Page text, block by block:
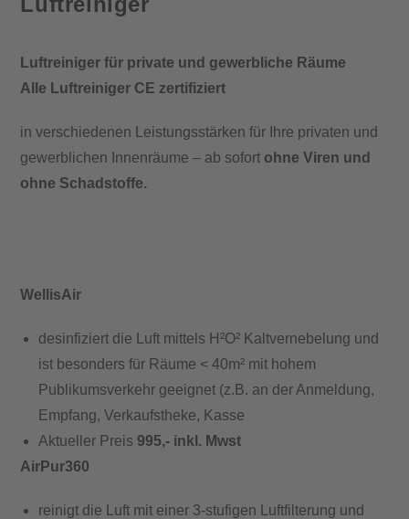
Luftreiniger für private und gewerbliche Räume
Alle Luftreiniger CE zertifiziert
in verschiedenen Leistungsstärken für Ihre privaten und
gewerblichen Innenräume – ab sofort ohne Viren und
ohne Schadstoffe.
WellisAir
desinfiziert die Luft mittels H²O² Kaltvernebelung und
ist besonders für Räume < 40m² mit hohem
Publikumsverkehr geeignet (z.B. an der Anmeldung,
Empfang, Verkaufstheke, Kasse
Aktueller Preis 995,- inkl. Mwst
AirPur360
reinigt die Luft mit einer 3-stufigen Luftfilterung und